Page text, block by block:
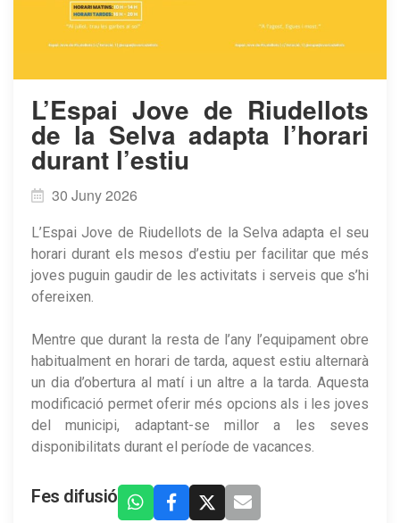
​L’Espai Jove de Riudellots
de la Selva adapta l’horari
durant l’estiu
30 Juny 2026
L’Espai Jove de Riudellots de la Selva adapta el seu
horari durant els mesos d’estiu per facilitar que més
joves puguin gaudir de les activitats i serveis que s’hi
ofereixen.
Mentre que durant la resta de l’any l’equipament obre
habitualment en horari de tarda, aquest estiu alternarà
un dia d’obertura al matí i un altre a la tarda. Aquesta
modificació permet oferir més opcions als i les joves
del municipi, adaptant-se millor a les seves
disponibilitats durant el període de vacances.
Fes difusió